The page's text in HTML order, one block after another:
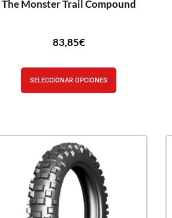
The Monster Trail Compound
83,85€
SELECCIONAR OPCIONES